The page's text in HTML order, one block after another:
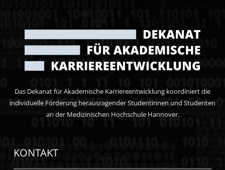
Das Dekanat für Akademische Karriereentwicklung koordiniert die
individuelle Förderung herausragender Studentinnen und Studenten
an der Medizinischen Hochschule Hannover.
KONTAKT